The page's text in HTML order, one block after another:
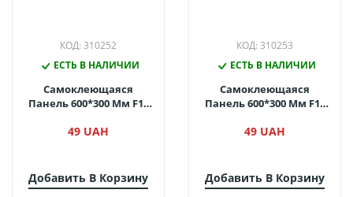
КОД: 310252
ЕСТЬ В НАЛИЧИИ
Самоклеющаяся
Панель 600*300 Мм F10
49 UAH
Добавить В Корзину
КОД: 310253
ЕСТЬ В НАЛИЧИИ
Самоклеющаяся
Панель 600*300 Мм F15
Мрамор)
49 UAH
Добавить В Корзину